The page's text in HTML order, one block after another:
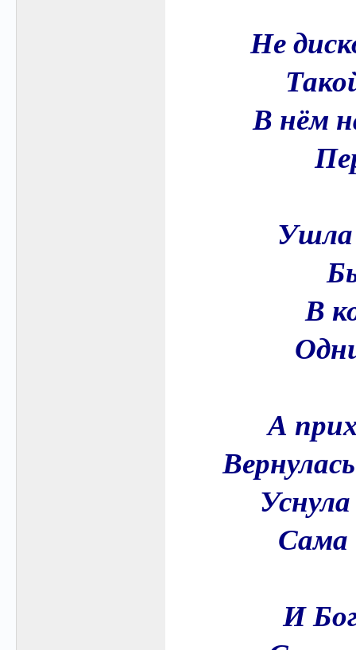
Не
В нём
Ушла
В
А
И